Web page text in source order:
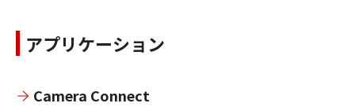
アプリケーション
Camera Connect